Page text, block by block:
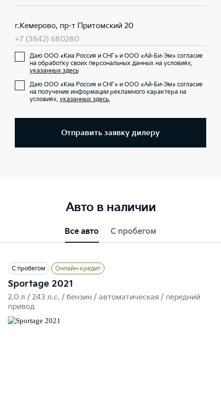
г.Кемерово, пр-т Притомский 20
+7 (3842) 680280
Даю ООО «Киа Россия и СНГ» и ООО «Ай-Би-Эм» согласие
на обработку своих персональных данных на условиях,
указанных здесь
Даю ООО «Киа Россия и СНГ» и ООО «Ай-Би-Эм» согласие
на получение информации рекламного характера на
условиях, указанных здесь.
Отправить заявку дилеру
Авто в наличии
Все авто С пробегом
С пробегом Онлайн-кредит
Sportage 2021
2.0 л / 243 л.c. / бензин / автоматическая / передний
привод